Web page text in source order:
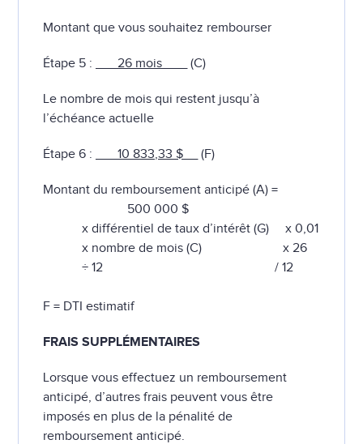
Montant que vous souhaitez rembourser
Étape 5 : ___26 mois ___ (C)
Le nombre de mois qui restent jusqu’à
l’échéance actuelle
Étape 6 : ___10 833,33 $__ (F)
Montant du remboursement anticipé (A) =
500 000 $
x différentiel de taux d’intérêt (G) x 0,01
x nombre de mois (C) x 26
÷ 12 / 12
F = DTI estimatif
FRAIS SUPPLÉMENTAIRES
Lorsque vous effectuez un remboursement
anticipé, d’autres frais peuvent vous être
imposés en plus de la pénalité de
remboursement anticipé.